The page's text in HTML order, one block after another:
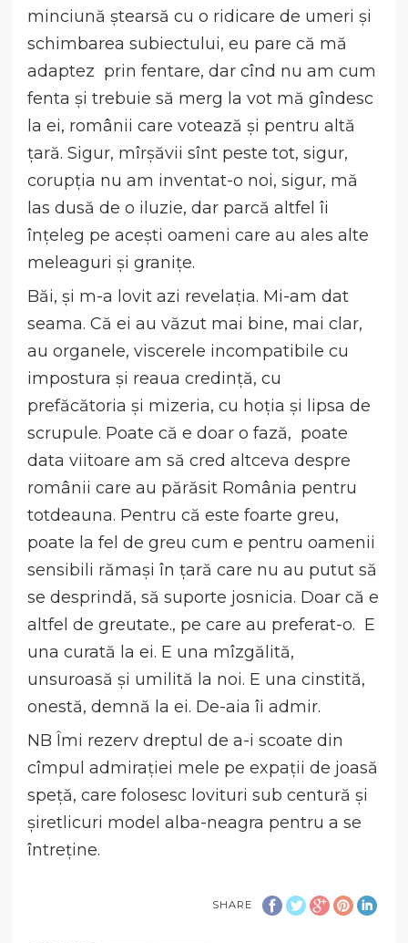
minciună ștearsă cu o ridicare de umeri și
schimbarea subiectului, eu pare că mă
adaptez prin fentare, dar cînd nu am cum
fenta și trebuie să merg la vot mă gîndesc
la ei, românii care votează și pentru altă
țară. Sigur, mîrșăvii sînt peste tot, sigur,
corupția nu am inventat-o noi, sigur, mă
las dusă de o iluzie, dar parcă altfel îi
înțeleg pe acești oameni care au ales alte
meleaguri și granițe.
Băi, și m-a lovit azi revelația. Mi-am dat
seama. Că ei au văzut mai bine, mai clar,
au organele, viscerele incompatibile cu
impostura și reaua credință, cu
prefăcătoria și mizeria, cu hoția și lipsa de
scrupule. Poate că e doar o fază, poate
data viitoare am să cred altceva despre
românii care au părăsit România pentru
totdeauna. Pentru că este foarte greu,
poate la fel de greu cum e pentru oamenii
sensibili rămași în țară care nu au putut să
se desprindă, să suporte josnicia. Doar că e
altfel de greutate., pe care au preferat-o. E
una curată la ei. E una mîzgălită,
unsuroasă și umilită la noi. E una cinstită,
onestă, demnă la ei. De-aia îi admir.
NB Îmi rezerv dreptul de a-i scoate din
cîmpul admirației mele pe expații de joasă
speță, care folosesc lovituri sub centură și
șiretlicuri model alba-neagra pentru a se
întreține.
SHARE